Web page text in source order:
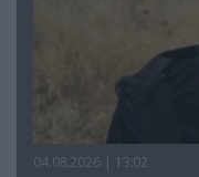
04.08.2026 | 13:02